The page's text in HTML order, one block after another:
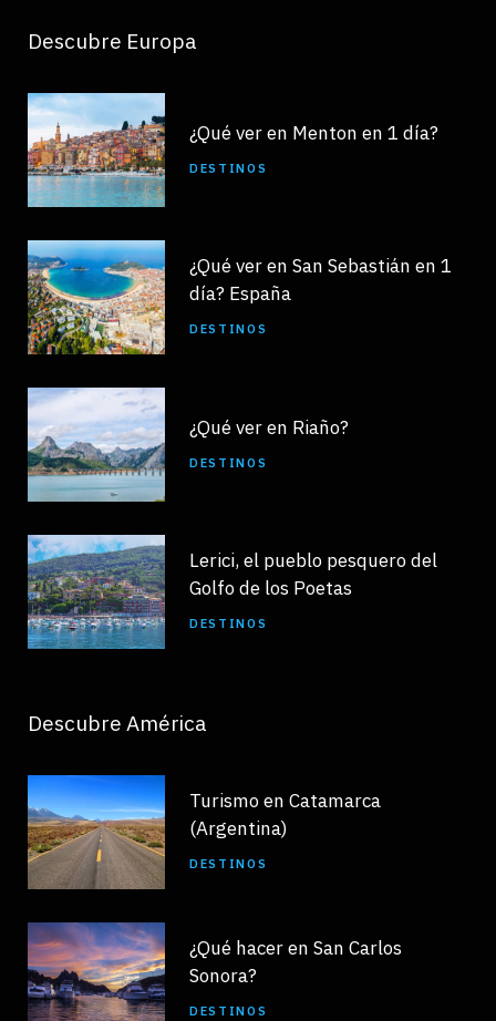
Descubre Europa
¿Qué ver en Menton en 1 día?
DESTINOS
¿Qué ver en San Sebastián en 1
día? España
DESTINOS
¿Qué ver en Riaño?
DESTINOS
Lerici, el pueblo pesquero del
Golfo de los Poetas
DESTINOS
Descubre América
Turismo en Catamarca
(Argentina)
DESTINOS
¿Qué hacer en San Carlos
Sonora?
DESTINOS